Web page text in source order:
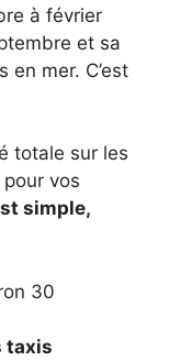
à février
et sa
mer. C’est
totale sur les
vos
simple,
30
taxis